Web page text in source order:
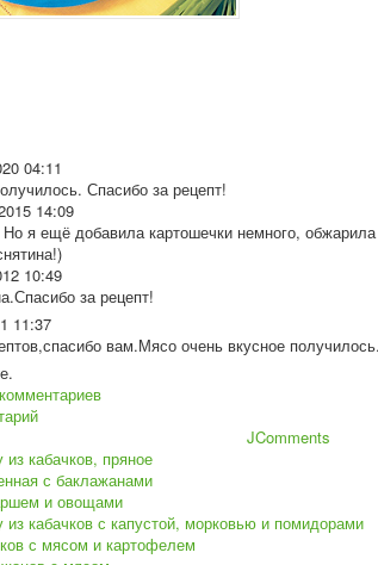
04:11
Спасибо за рецепт!
14:09
я ещё добавила картошечки немного,
10:49
.Спасибо за рецепт!
11:37
о вам.Мясо очень вкусное
JComments
кабачков, пряное
с баклажанами
и овощами
кабачков с капустой, морковью и помидорами
с мясом и картофелем